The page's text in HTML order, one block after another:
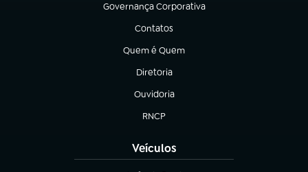
Governança Corporativa
(abre em nova aba)
Contatos
(abre em nova aba)
Quem é Quem
(abre em nova aba)
Diretoria
(abre em nova aba)
Ouvidoria
(abre em nova aba)
RNCP
(abre em nova aba)
Veículos